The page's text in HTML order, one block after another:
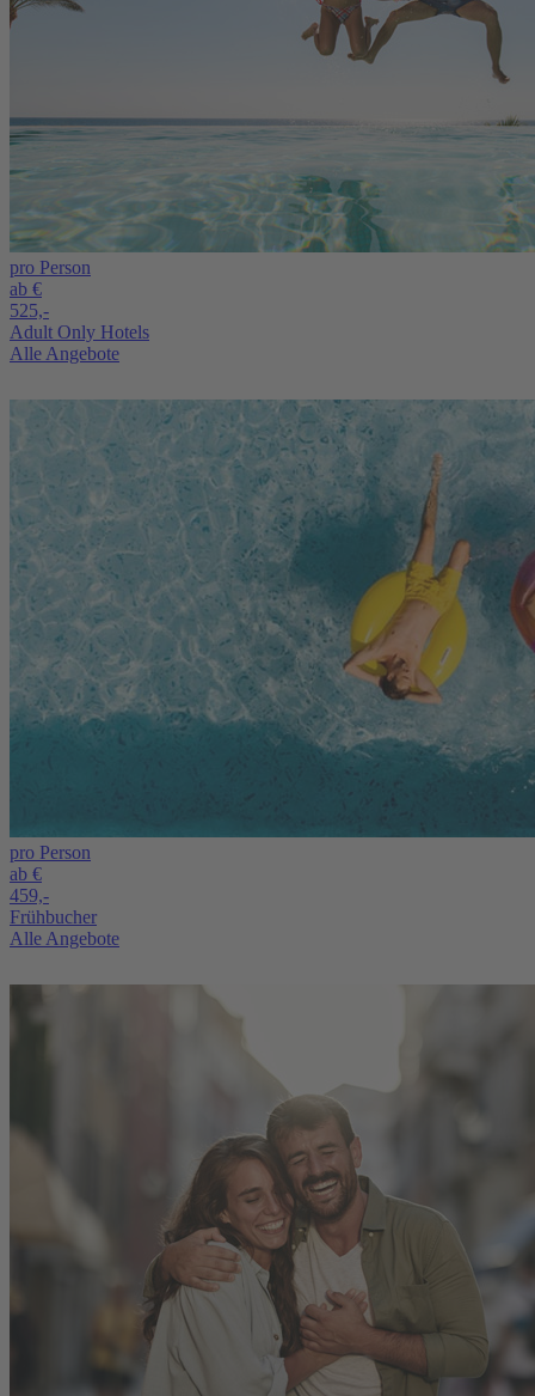
pro Person
ab €
525,-
Adult Only Hotels
Alle Angebote
pro Person
ab €
459,-
Frühbucher
Alle Angebote